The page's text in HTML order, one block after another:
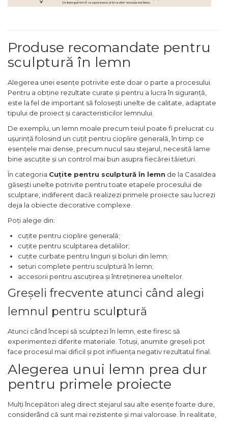
Set Pneumatic & Truse
Scule Pneumatice cu Clichet
Aparat/pistol sablare
Pistol de Suflat Pneumatic
Slefuitor Pneumatic
Ciocan Pneumatic
Pistol de Umflat Cauciucuri
cu Manometru
Bormasina Pneumatica
Pistol Pneumatic Pentru
Popnituri
Pistol de Antifonat
Silicon
Surubelnita pneumatica si
pistol pneumatic de insurubat
Accesorii Scule Pneumatice
Capsator pneumatic pentru
cuie
Polizoare Pneumatice
Unelte de Gradinarit
Pompa Apa Gradina
Motocoasa si coasa
electrica
Carucioare & Remorca de
Gradina
Fierastraie de Mana
Produse recomandate pentru
sculptură în lemn
Alegerea unei esențe potrivite este doar o parte a procesului.
Pentru a obține rezultate curate și pentru a lucra în siguranță,
este la fel de important să folosești unelte de calitate, adaptate
tipului de proiect și caracteristicilor lemnului.
De exemplu, un lemn moale precum teiul poate fi prelucrat cu
ușurință folosind un cuțit pentru cioplire generală, în timp ce
esențele mai dense, precum nucul sau stejarul, necesită lame
bine ascuțite și un control mai bun asupra fiecărei tăieturi.
În categoria Cuțite pentru sculptură în lemn de la CasaIdea
găsești unelte potrivite pentru toate etapele procesului de
sculptare, indiferent dacă realizezi primele proiecte sau lucrezi
deja la obiecte decorative complexe.
Poți alege din:
cuțite pentru cioplire generală;
cuțite pentru sculptarea detaliilor;
cuțite curbate pentru linguri și boluri din lemn;
seturi complete pentru sculptură în lemn;
accesorii pentru ascuțirea și întreținerea uneltelor.
Greșeli frecvente atunci când alegi
lemnul pentru sculptură
Atunci când începi să sculptezi în lemn, este firesc să
experimentezi diferite materiale. Totuși, anumite greșeli pot
face procesul mai dificil și pot influența negativ rezultatul final.
Alegerea unui lemn prea dur
pentru primele proiecte
Mulți începători aleg direct stejarul sau alte esențe foarte dure,
considerând că sunt mai rezistente și mai valoroase. În realitate,